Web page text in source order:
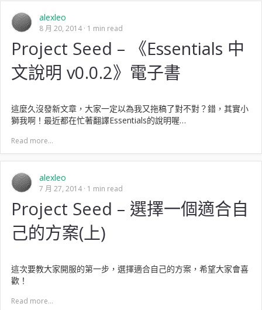
alexleo
8 月 20, 2014 1 min read
Project Seed – 《Essentials 中
文說明 v0.0.2》電子書
這麼久沒發新文章，大家一定以為我又拖稿了對不對？錯，其實小
獅我啊！最近都在忙著翻譯Essentials的說明喔…
Read more...
alexleo
7 月 27, 2014 1 min read
Project Seed – 選擇一個適合自
己的方案(上)
這次要教大家開服的第一步，選擇適合自己的方案，希望大家會喜
歡！
Read more...